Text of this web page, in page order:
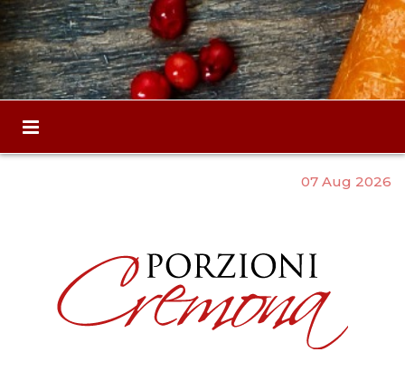
07 Aug 2026